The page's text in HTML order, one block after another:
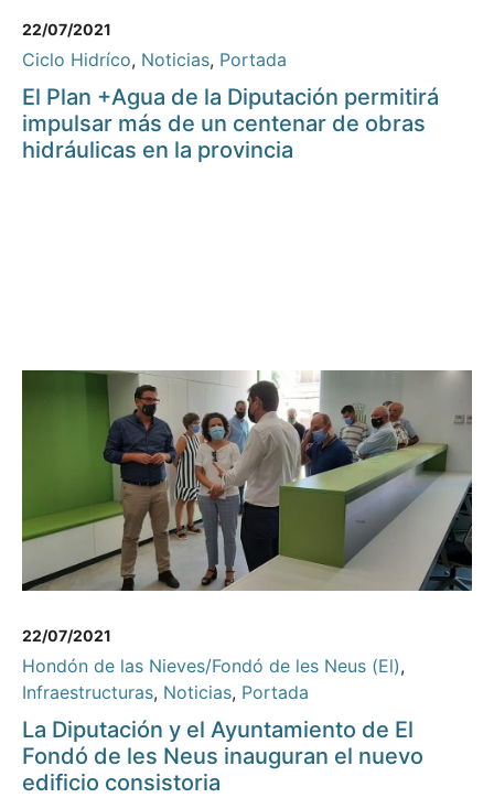
22/07/2021
Ciclo Hidríco, Noticias, Portada
El Plan +Agua de la Diputación permitirá
impulsar más de un centenar de obras
hidráulicas en la provincia
22/07/2021
Hondón de las Nieves/Fondó de les Neus (El),
Infraestructuras, Noticias, Portada
La Diputación y el Ayuntamiento de El
Fondó de les Neus inauguran el nuevo
edificio consistoria